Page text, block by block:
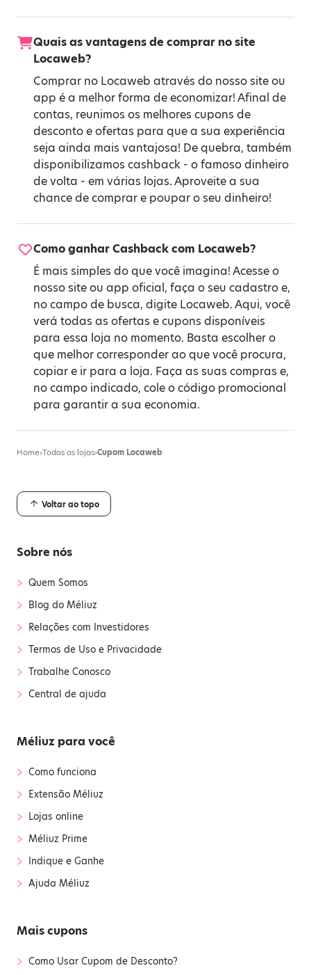
Quais as vantagens de comprar no site
Locaweb?
Comprar no Locaweb através do nosso site ou
app é a melhor forma de economizar! Afinal de
contas, reunimos os melhores cupons de
desconto e ofertas para que a sua experiência
seja ainda mais vantajosa! De quebra, também
disponibilizamos cashback - o famoso dinheiro
de volta - em várias lojas. Aproveite a sua
chance de comprar e poupar o seu dinheiro!
Como ganhar Cashback com Locaweb?
É mais simples do que você imagina! Acesse o
nosso site ou app oficial, faça o seu cadastro e,
no campo de busca, digite Locaweb. Aqui, você
verá todas as ofertas e cupons disponíveis
para essa loja no momento. Basta escolher o
que melhor corresponder ao que você procura,
copiar e ir para a loja. Faça as suas compras e,
no campo indicado, cole o código promocional
para garantir a sua economia.
Home›Todas as lojas›Cupom Locaweb
Voltar ao topo
Sobre nós
› Quem Somos
› Blog do Méliuz
› Relações com Investidores
› Termos de Uso e Privacidade
› Trabalhe Conosco
› Central de ajuda
Méliuz para você
› Como funciona
› Extensão Méliuz
› Lojas online
› Méliuz Prime
› Indique e Ganhe
› Ajuda Méliuz
Mais cupons
› Como Usar Cupom de Desconto?